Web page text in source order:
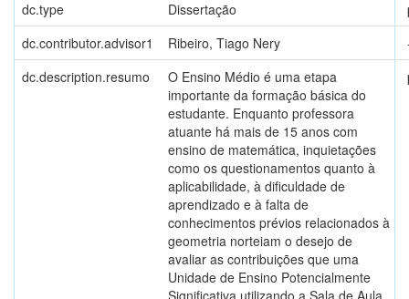
dc.type Dissertação
dc.contributor.advisor1
Ribeiro, Tiago Nery
dc.description.resumo
O Ensino Médio é uma etapa
importante da formação básica do
estudante. Enquanto professora
atuante há mais de 15 anos com
ensino de matemática, inquietações
como os questionamentos quanto à
aplicabilidade, à dificuldade de
aprendizado e à falta de
conhecimentos prévios relacionados à
geometria norteiam o desejo de
avaliar as contribuições que uma
Unidade de Ensino Potencialmente
Significativa utilizando a Sala de Aula